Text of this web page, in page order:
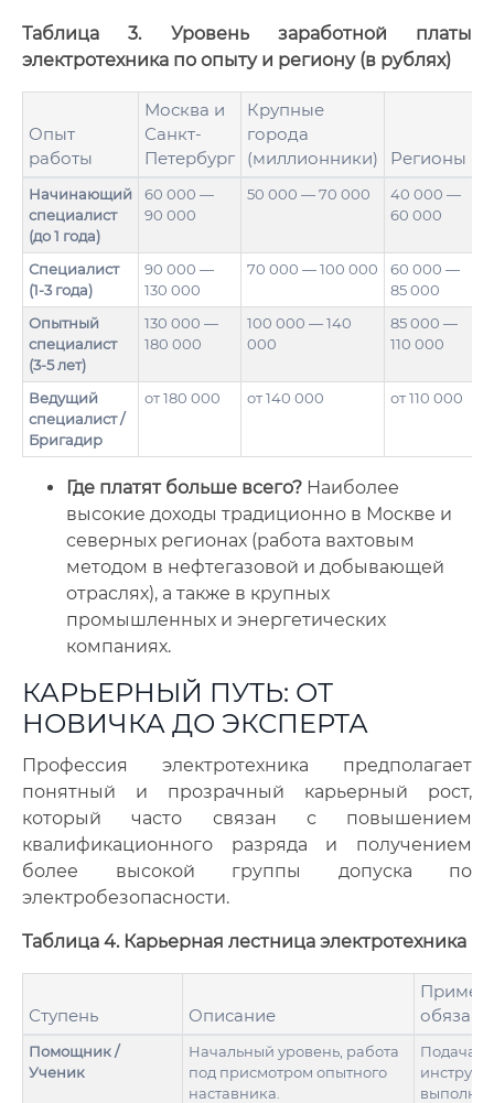
Таблица 3. Уровень заработной платы
электротехника по опыту и региону (в рублях)
Опыт
работы
Москва и
Санкт-
Петербург
Крупные
города
(миллионники)
Регионы
Начинающий
специалист
(до 1 года)
60 000 —
90 000
50 000 — 70 000
40 000 —
60 000
Специалист
(1-3 года)
90 000 —
130 000
70 000 — 100 000
60 000 —
85 000
Опытный
специалист
(3-5 лет)
130 000 —
180 000
100 000 — 140
000
85 000 —
110 000
Ведущий
специалист /
Бригадир
от 180 000 от 140 000 от 110 000
Где платят больше всего? Наиболее
высокие доходы традиционно в Москве и
северных регионах (работа вахтовым
методом в нефтегазовой и добывающей
отраслях), а также в крупных
промышленных и энергетических
компаниях.
КАРЬЕРНЫЙ ПУТЬ: ОТ
НОВИЧКА ДО ЭКСПЕРТА
Профессия электротехника предполагает
понятный и прозрачный карьерный рост,
который часто связан с повышением
квалификационного разряда и получением
более высокой группы допуска по
электробезопасности.
Таблица 4. Карьерная лестница электротехника
Ступень Описание
Помощник /
Ученик
Начальный уровень, работа
под присмотром опытного
наставника.
Подача